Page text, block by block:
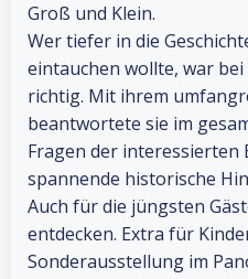
Groß und Klein.
Wer tiefer in die
eintauchen wollte, war
richtig. Mit ihrem
beantwortete sie im
Fragen der interessierten
spannende historische
Auch für die jüngsten
entdecken. Extra für
Sonderausstellung im